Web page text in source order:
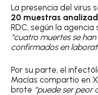
La presencia del virus
20 muestras
RDC, según la
“cuatro muertes se
confirmados en
Por su parte, el
Macías compartio en
brote “puede ser peor